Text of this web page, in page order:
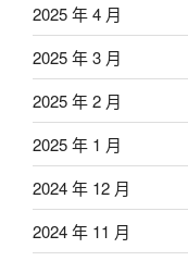
2025 年 4 月
2025 年 3 月
2025 年 2 月
2025 年 1 月
2024 年 12 月
2024 年 11 月